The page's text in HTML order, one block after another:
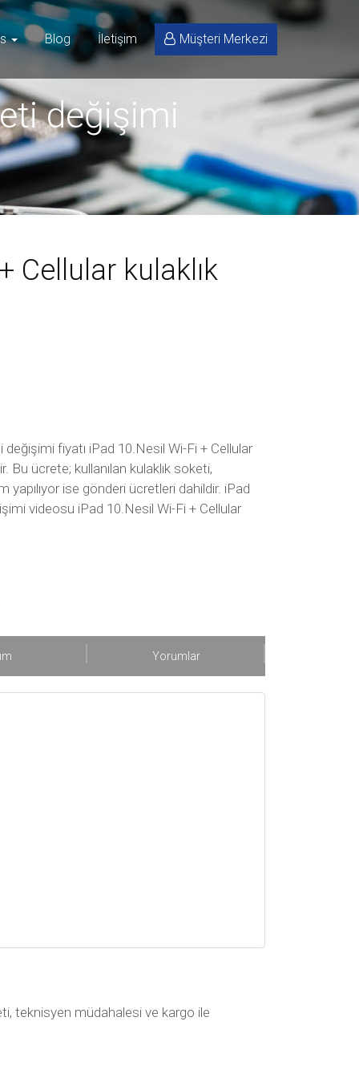
Blog İletişim Müşteri Merkezi
değişimi
Cellular kulaklık
fiyatı iPad 10.Nesil Wi-Fi + Cellular
Bu ücrete; kullanılan kulaklık soketi,
ise gönderi ücretleri dahildir. iPad
videosu iPad 10.Nesil Wi-Fi + Cellular
Yorumlar
teknisyen müdahalesi ve kargo ile